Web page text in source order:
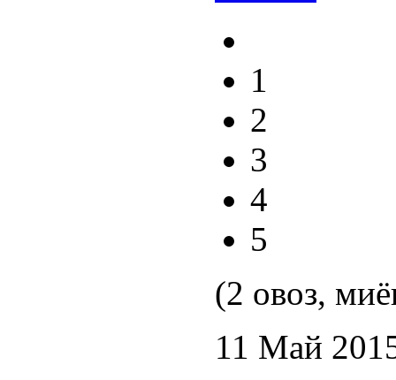
1
2
3
4
5
(2 овоз,
11 Май